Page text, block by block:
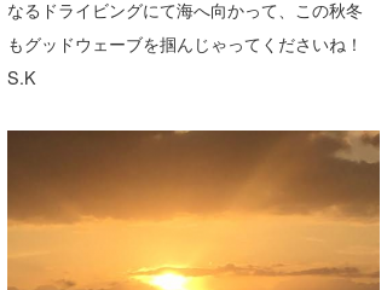
なるドライビングにて海へ向かって、この秋冬
もグッドウェーブを掴んじゃってくださいね！
S.K
たっちー
小川予報士